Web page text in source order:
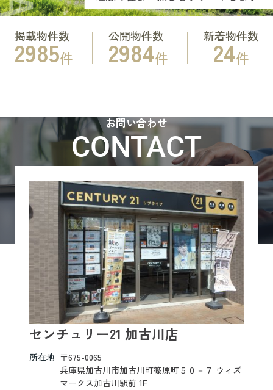
掲載物件数
2985件
公開物件数
2984件
新着物件数
24件
お問い合わせ
CONTACT
センチュリー21 加古川店
所在地 〒675-0065
兵庫県加古川市加古川町篠原町５０－７ ウィズ
マークス加古川駅前 1F